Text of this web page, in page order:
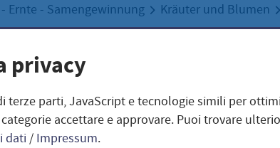
Ernte - Samengewinnung
Kräuter und Blumen
/ Dancus carota
/ Dancus
privacy
terze parti, JavaScript e tecnologie simili per
accettare e approvare. Puoi trovare
dati / Impressum.